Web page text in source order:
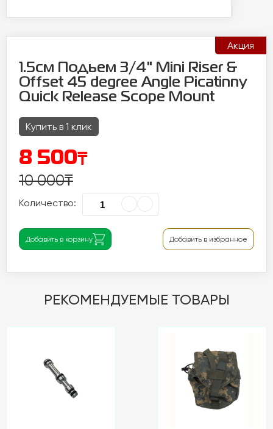
1.5см Подьем 3/4" Mini Riser &
Offset 45 degree Angle Picatinny
Quick Release Scope Mount
Купить в 1 клик
Акция
8 500₸
10 000₸
Количество:
Добавить в корзину Добавить в избранное
РЕКОМЕНДУЕМЫЕ ТОВАРЫ